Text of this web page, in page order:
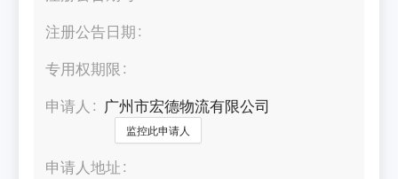
注册公告日期
专用权期限
申请人
广州市宏德物流有限公司
监控此申请人
申请人地址